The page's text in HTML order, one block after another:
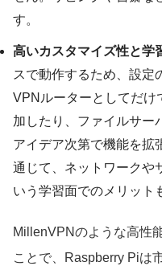
す。
高いカスタマイズ性と学
スで動作するため、設定
VPNルーターとしてだけ
加したり、ファイルサー
アイデア次第で機能を拡
通じて、ネットワークや
いう学習面でのメリット
MillenVPNのような高性
ことで、Raspberry Piは